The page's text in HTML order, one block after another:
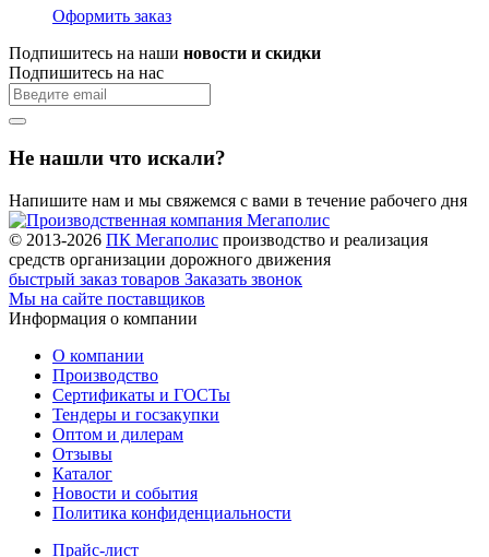
Оформить заказ
Подпишитесь на наши новости и скидки
Подпишитесь на нас
Не нашли что искали?
Напишите нам и мы свяжемся с вами в течение рабочего дня
© 2013-2026 ПК Мегаполис производство и реализация
средств организации дорожного движения
быстрый заказ товаров Заказать звонок
Мы на сайте поставщиков
Информация о компании
О компании
Производство
Сертификаты и ГОСТы
Тендеры и госзакупки
Оптом и дилерам
Отзывы
Каталог
Новости и события
Политика конфиденциальности
Прайс-лист